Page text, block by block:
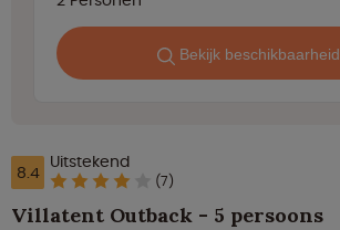
Bekijk beschikbaarheid
8.4 Uitstekend
(7)
Villatent Outback - 5 persoons